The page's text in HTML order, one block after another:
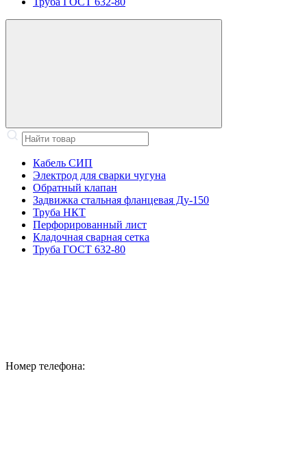
Кабель СИП
Электрод для сварки чугуна
Обратный клапан
Задвижка стальная фланцевая Ду-150
Труба НКТ
Перфорированный лист
Кладочная сварная сетка
Труба ГОСТ 632-80
Номер телефона: